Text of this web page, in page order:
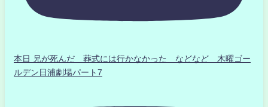
本日 兄が死んだ 葬式には行かなかった などなど 木曜ゴー
ルデン日浦劇場パート7